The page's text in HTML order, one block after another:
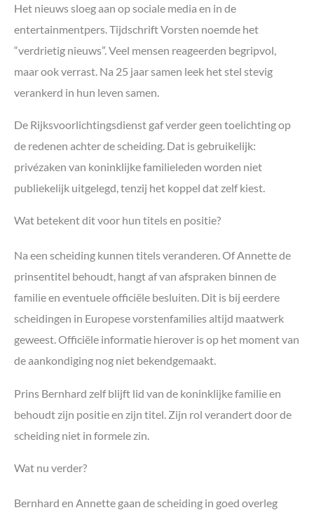
Het nieuws sloeg aan op sociale media en in de
entertainmentpers. Tijdschrift Vorsten noemde het
“verdrietig nieuws”. Veel mensen reageerden begripvol,
maar ook verrast. Na 25 jaar samen leek het stel stevig
verankerd in hun leven samen.
De Rijksvoorlichtingsdienst gaf verder geen toelichting op
de redenen achter de scheiding. Dat is gebruikelijk:
privézaken van koninklijke familieleden worden niet
publiekelijk uitgelegd, tenzij het koppel dat zelf kiest.
Wat betekent dit voor hun titels en positie?
Na een scheiding kunnen titels veranderen. Of Annette de
prinsentitel behoudt, hangt af van afspraken binnen de
familie en eventuele officiële besluiten. Dit is bij eerdere
scheidingen in Europese vorstenfamilies altijd maatwerk
geweest. Officiële informatie hierover is op het moment van
de aankondiging nog niet bekendgemaakt.
Prins Bernhard zelf blijft lid van de koninklijke familie en
behoudt zijn positie en zijn titel. Zijn rol verandert door de
scheiding niet in formele zin.
Wat nu verder?
Bernhard en Annette gaan de scheiding in goed overleg